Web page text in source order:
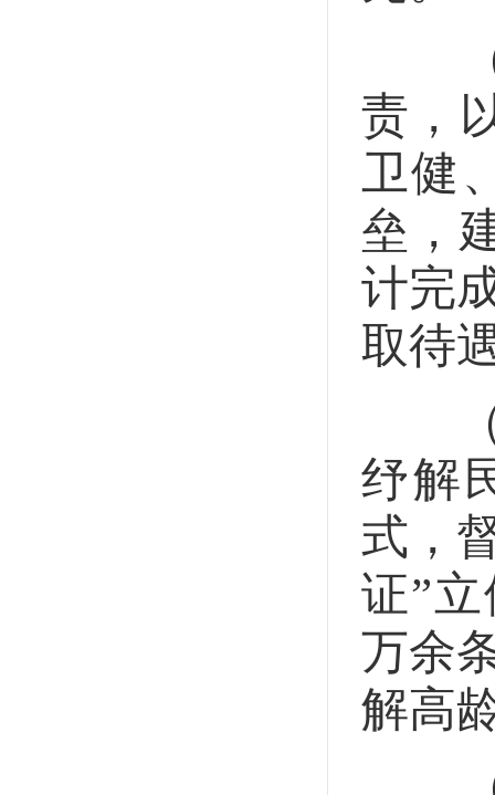
（1
责，
卫健
垒，
计完
取待
（2
纾解
式，
证”
万余
解高